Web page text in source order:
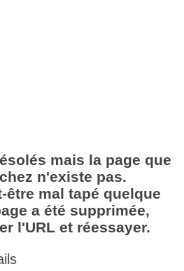
mais la page que
n'existe pas.
être mal tapé quelque
a été supprimée,
l'URL et réessayer.